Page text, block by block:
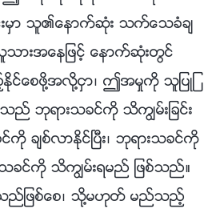
းမွာ သူ၏ေနာက္ဆုံး သက္ေသခံခ်
းအေနျဖင့္ ေနာက္ဆုံးတြင္
ေစဖို႔အလို႔ငွာ၊ ဤအမႈကို သူျပဳျ
ည္ ဘုရားသခင္ကို သိကြၽမ္းျခင္း
ကို ခ်စ္လာႏိုင္ၿပီး၊ ဘုရားသခင္ကို
င္ကို သိကြၽမ္းရမည္ ျဖစ္သည္။
ည္ျဖစ္ေစ၊ သို႔မဟုတ္ မည္သည့္